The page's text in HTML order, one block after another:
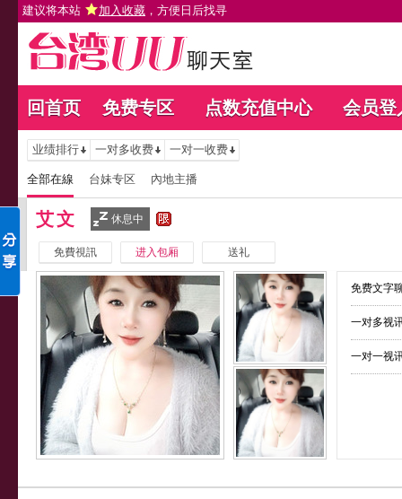
建议将本站 加入收藏 ，方便日后找寻
回首页 免费专区 点数充值中心 会员登
业绩排行 一对多收费 一对一收费
全部在線 台妹专区 內地主播
艾文 休息中
免費視訊 进入包厢 送礼
免费文字
一对多视
一对一视